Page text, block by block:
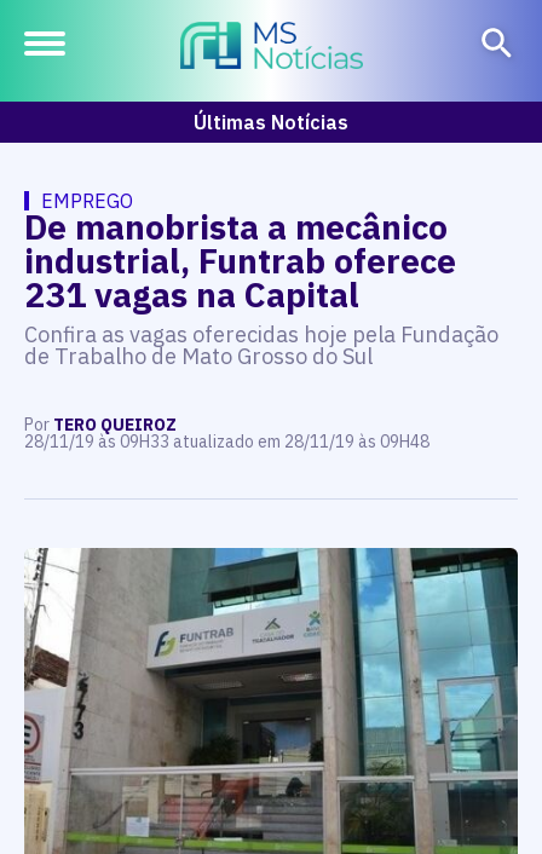
Últimas Notícias
EMPREGO
De manobrista a mecânico
industrial, Funtrab oferece
231 vagas na Capital
Confira as vagas oferecidas hoje pela Fundação
de Trabalho de Mato Grosso do Sul
Por TERO QUEIROZ
28/11/19 às 09H33 atualizado em 28/11/19 às 09H48